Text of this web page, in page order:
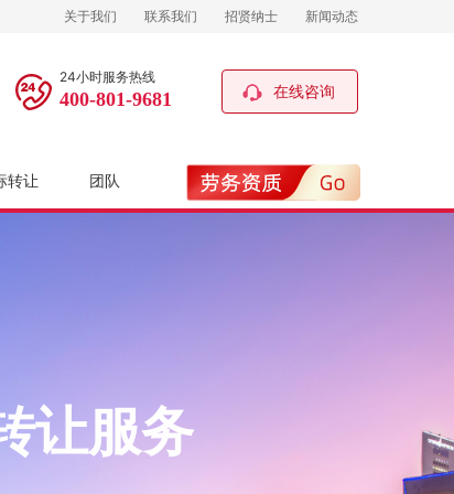
关于我们 联系我们 招贤纳士 新闻动态
24小时服务热线
400-801-9681 在线咨询
转让 团队
让服务